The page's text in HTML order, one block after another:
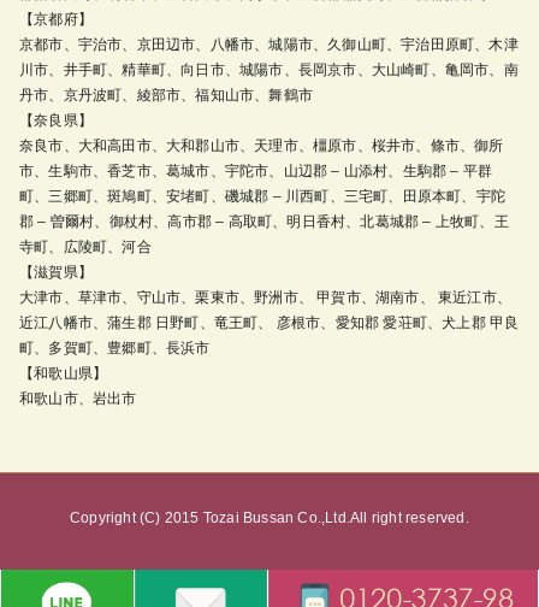
【京都府】
京都市、宇治市、京田辺市、八幡市、城陽市、久御山町、宇治田原町、木津
川市、井手町、精華町、向日市、城陽市、長岡京市、大山崎町、亀岡市、南
丹市、京丹波町、綾部市、福知山市、舞鶴市
【奈良県】
奈良市、大和高田市、大和郡山市、天理市、橿原市、桜井市、條市、御所
市、生駒市、香芝市、葛城市、宇陀市、山辺郡 – 山添村、生駒郡 – 平群
町、三郷町、斑鳩町、安堵町、磯城郡 – 川西町、三宅町、田原本町、宇陀
郡 – 曽爾村、御杖村、高市郡 – 高取町、明日香村、北葛城郡 – 上牧町、王
寺町、広陵町、河合
【滋賀県】
大津市、草津市、守山市、栗東市、野洲市、 甲賀市、湖南市、 東近江市、
近江八幡市、蒲生郡 日野町、竜王町、 彦根市、愛知郡 愛荘町、犬上郡 甲良
町、多賀町、豊郷町、長浜市
【和歌山県】
和歌山市、岩出市
Copyright (C) 2015 Tozai Bussan Co.,Ltd.All right reserved.